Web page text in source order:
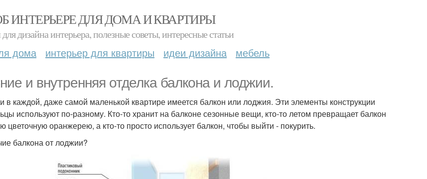
ИНТЕРЬЕРЕ ДЛЯ ДОМА И КВАРТИРЫ
дизайна интерьера, полезные советы, интересные статьи
дома интерьер для квартиры идеи дизайна мебель
и внутренняя отделка балкона и лоджии.
в каждой, даже самой маленькой квартире имеется балкон или лоджия. Эти элементы конструкции
используют по-разному. Кто-то хранит на балконе сезонные вещи, кто-то летом превращает балкон
цветочную оранжерею, а кто-то просто использует балкон, чтобы выйти - покурить.
балкона от лоджии?